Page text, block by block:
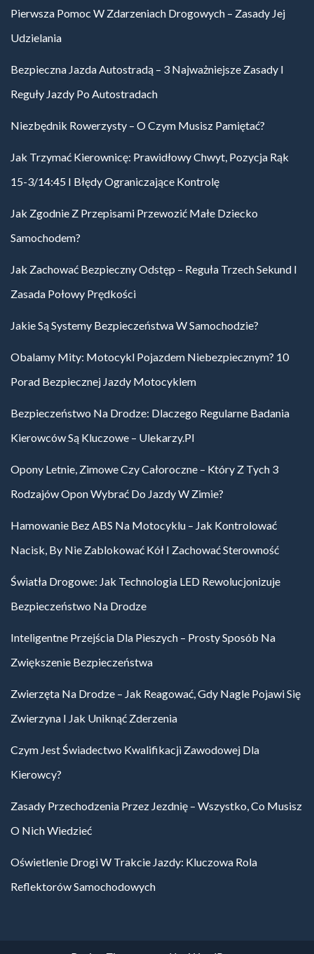
Pierwsza Pomoc W Zdarzeniach Drogowych – Zasady Jej
Udzielania
Bezpieczna Jazda Autostradą – 3 Najważniejsze Zasady I
Reguły Jazdy Po Autostradach
Niezbędnik Rowerzysty – O Czym Musisz Pamiętać?
Jak Trzymać Kierownicę: Prawidłowy Chwyt, Pozycja Rąk
15-3/14:45 I Błędy Ograniczające Kontrolę
Jak Zgodnie Z Przepisami Przewozić Małe Dziecko
Samochodem?
Jak Zachować Bezpieczny Odstęp – Reguła Trzech Sekund I
Zasada Połowy Prędkości
Jakie Są Systemy Bezpieczeństwa W Samochodzie?
Obalamy Mity: Motocykl Pojazdem Niebezpiecznym? 10
Porad Bezpiecznej Jazdy Motocyklem
Bezpieczeństwo Na Drodze: Dlaczego Regularne Badania
Kierowców Są Kluczowe – Ulekarzy.pl
Opony Letnie, Zimowe Czy Całoroczne – Który Z Tych 3
Rodzajów Opon Wybrać Do Jazdy W Zimie?
Hamowanie Bez ABS Na Motocyklu – Jak Kontrolować
Nacisk, By Nie Zablokować Kół I Zachować Sterowność
Światła Drogowe: Jak Technologia LED Rewolucjonizuje
Bezpieczeństwo Na Drodze
Inteligentne Przejścia Dla Pieszych – Prosty Sposób Na
Zwiększenie Bezpieczeństwa
Zwierzęta Na Drodze – Jak Reagować, Gdy Nagle Pojawi Się
Zwierzyna I Jak Uniknąć Zderzenia
Czym Jest Świadectwo Kwalifikacji Zawodowej Dla
Kierowcy?
Zasady Przechodzenia Przez Jezdnię – Wszystko, Co Musisz
O Nich Wiedzieć
Oświetlenie Drogi W Trakcie Jazdy: Kluczowa Rola
Reflektorów Samochodowych